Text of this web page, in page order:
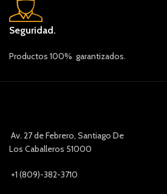
Seguridad.
Productos 100% garantizados.
Av. 27 de Febrero, Santiago De
Los Caballeros 51000
+1 (809)-382-3710